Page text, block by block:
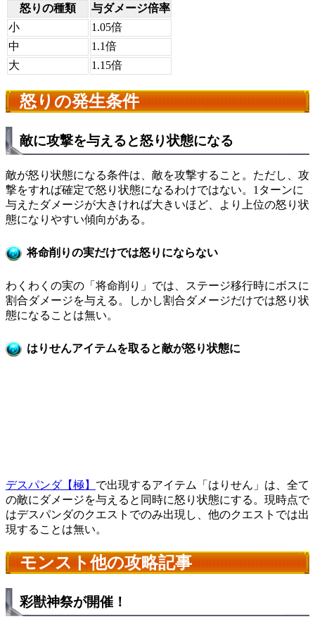
怒りの種類
与ダメージ倍率
小
1.05倍
中
1.1倍
大
1.15倍
怒りの発生条件
敵に攻撃を与えると怒り状態になる
敵が怒り状態になる条件は、敵を攻撃すること。ただし、攻
撃をすれば確定で怒り状態になるわけではない。1ターンに
与えたダメージが大きければ大きいほど、より上位の怒り状
態になりやすい傾向がある。
将命削りの実だけでは怒りにならない
わくわくの実の「将命削り」では、ステージ移行時にボスに
割合ダメージを与える。しかし割合ダメージだけでは怒り状
態になることは無い。
はりせんアイテムを取ると敵が怒り状態に
デスパンダ【極】 で出現するアイテム「はりせん」は、全て
の敵にダメージを与えると同時に怒り状態にする。現時点で
はデスパンダのクエストでのみ出現し、他のクエストでは出
現することは無い。
モンスト他の攻略記事
彩獣神祭が開催！